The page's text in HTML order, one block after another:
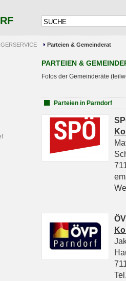
Parteien & Gemeinderat
PARTEIEN &
Fotos der Gemeinderäte
Parteien in Parndorf